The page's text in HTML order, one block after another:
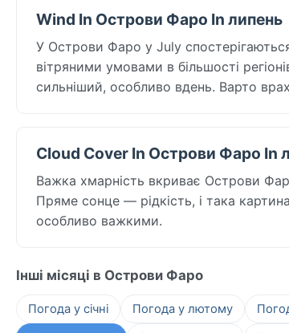
Wind In Острови Фаро In липень
У Острови Фаро у July
вітряними умовами в більшості
сильніший, особливо вдень. Варто
Cloud Cover In Острови Фаро In
Важка хмарність вкриває Острови
Пряме сонце — рідкість, і така
особливо важкими.
Інші місяці в Острови Фаро
Погода у січні Погода у лютому